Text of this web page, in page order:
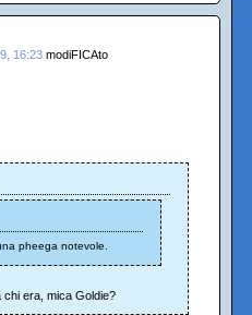
16:23 modiFICAto
pheega notevole.
chi era, mica Goldie?